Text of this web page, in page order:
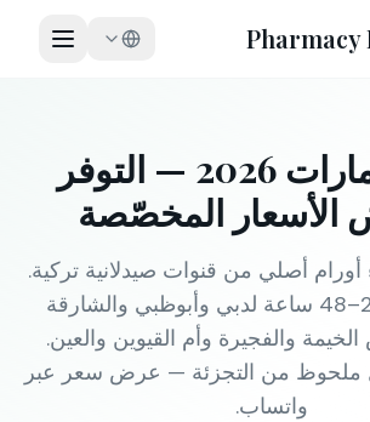
Pharmacy
أدوية الإمارات 2026 — التوفر
المخصّصة
50 دواء أورام أصلي من قنوات صيدلانية تركية.
توصيل مبرّد 24–48 ساعة لدبي وأبوظبي والشارقة
والفجيرة وأم القيوين والعين.
ملحوظ من التجزئة — عرض سعر عبر
واتساب.